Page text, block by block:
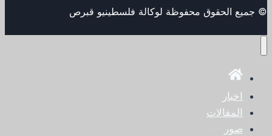
© جميع الحقوق محفوظة لوكالة فلسطينيو قبرص
اخبار
المقالات
صور